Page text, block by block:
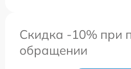
Скидка -10% при
обращении